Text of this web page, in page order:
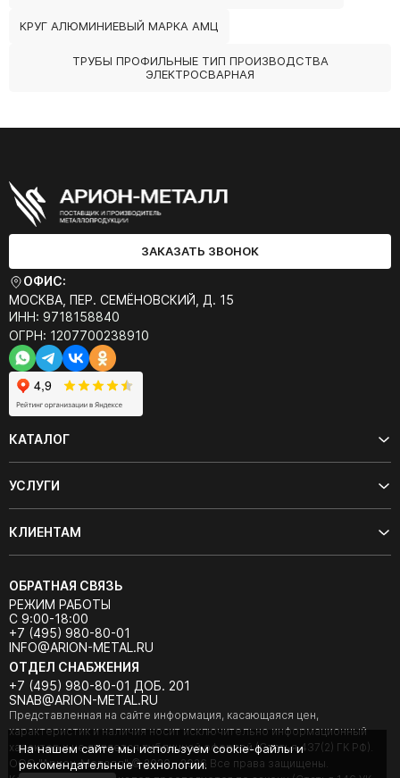
КРУГ АЛЮМИНИЕВЫЙ МАРКА АМЦ
ТРУБЫ ПРОФИЛЬНЫЕ ТИП ПРОИЗВОДСТВА
ЭЛЕКТРОСВАРНАЯ
ЗАКАЗАТЬ ЗВОНОК
ОФИС:
МОСКВА, ПЕР. СЕМЁНОВСКИЙ, Д. 15
ИНН: 9718158840
ОГРН: 1207700238910
КАТАЛОГ
УСЛУГИ
КЛИЕНТАМ
ОБРАТНАЯ СВЯЗЬ
РЕЖИМ РАБОТЫ
С 9:00-18:00
+7 (495) 980-80-01
INFO@ARION-METAL.RU
ОТДЕЛ СНАБЖЕНИЯ
+7 (495) 980-80-01 ДОБ. 201
SNAB@ARION-METAL.RU
Представленная на сайте информация, касающаяся цен,
характеристик и наличия носит исключительно информационный
характер и не является публичной офертой (Статья 437(2) ГК РФ).
ООО "Арион-Металл" © 2020 - 2026 Все права защищены.
На нашем сайте мы используем cookie-файлы и
рекомендательные технологии.